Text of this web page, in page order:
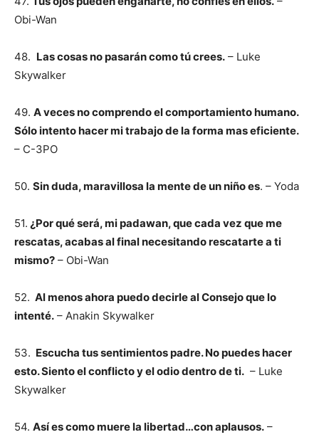
Obi-Wan
48. Las cosas no pasarán como tú crees. – Luke
Skywalker
49. A veces no comprendo el comportamiento humano.
Sólo intento hacer mi trabajo de la forma mas eficiente.
– C-3PO
50. Sin duda, maravillosa la mente de un niño es. – Yoda
51. ¿Por qué será, mi padawan, que cada vez que me
rescatas, acabas al final necesitando rescatarte a ti
mismo? – Obi-Wan
52. Al menos ahora puedo decirle al Consejo que lo
intenté. – Anakin Skywalker
53. Escucha tus sentimientos padre. No puedes hacer
esto. Siento el conflicto y el odio dentro de ti. – Luke
Skywalker
54. Así es como muere la libertad…con aplausos. –